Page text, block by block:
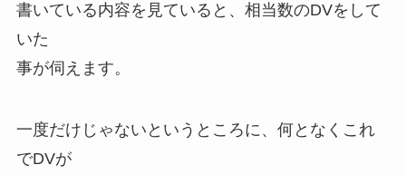
書いている内容を見ていると、相当数のDVをして
いた
事が伺えます。
一度だけじゃないというところに、何となくこれ
でDVが